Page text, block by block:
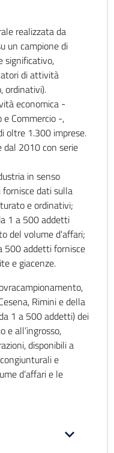
realizzata da
un campione di
significativo,
di attività
ordinativi).
economica -
Commercio -,
oltre 1.300 imprese.
dal 2010 con serie
in senso
dati sulla
e ordinativi;
1 a 500 addetti
del volume d'affari;
500 addetti fornisce
e giacenze.
Rimini e della
1 a 500 addetti) dei
e all’ingrosso,
disponibili a
e
d’affari e le